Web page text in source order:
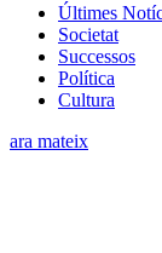
Últimes
Societat
Successos
Política
Cultura
ara mateix